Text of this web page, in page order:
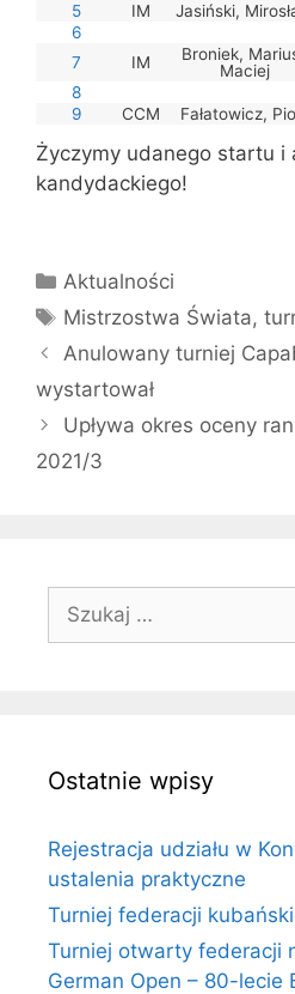
5
IM Jasiński,
6
7
IM
Broniek,
Maciej
8
9
CCM Fałatowicz,
Życzymy udanego startu i
kandydackiego!
Kategorie
Aktualności
Tagi
Mistrzostwa Świata,
Anulowany turniej
wystartował
Upływa okres oceny
2021/3
Szukaj:
Ostatnie wpisy
Rejestracja udziału w
ustalenia praktyczne
Turniej federacji
Turniej otwarty federacji
German Open – 80-lecie